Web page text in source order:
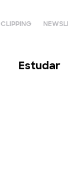
CLIPPING
Estudar